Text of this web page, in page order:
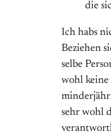
die
Ich habs
Beziehen
selbe
wohl keine
sehr wohl